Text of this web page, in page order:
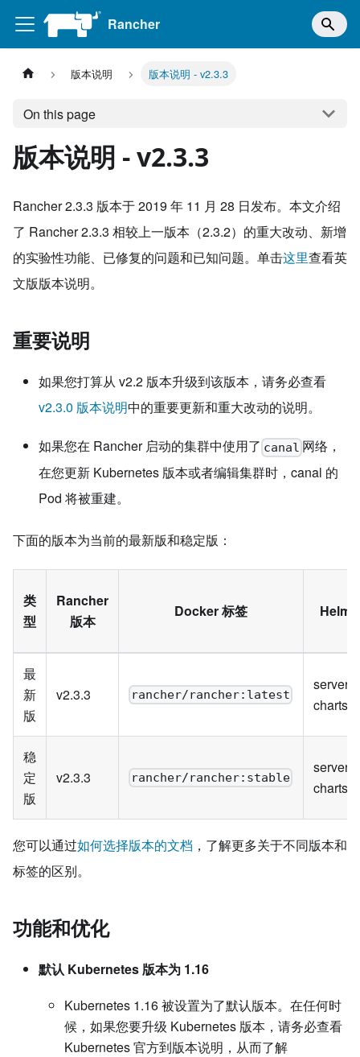
Rancher
版本说明 版本说明 - v2.3.3
On this page
版本说明 - v2.3.3
Rancher 2.3.3 版本于 2019 年 11 月 28 日发布。本文介绍
了 Rancher 2.3.3 相较上一版本（2.3.2）的重大改动、新增
的实验性功能、已修复的问题和已知问题。单击这里查看英
文版版本说明。
重要说明
如果您打算从 v2.2 版本升级到该版本，请务必查看
v2.3.0 版本说明中的重要更新和重大改动的说明。
如果您在 Rancher 启动的集群中使用了 canal 网络，
在您更新 Kubernetes 版本或者编辑集群时，canal 的
Pod 将被重建。
下面的版本为当前的最新版和稳定版：
类
型
Rancher
版本
Docker 标签 Helm
最
新
版
v2.3.3 rancher/rancher:latest
server-
charts/
稳
定
版
v2.3.3 rancher/rancher:stable
server-
charts/
您可以通过如何选择版本的文档 ，了解更多关于不同版本和
标签的区别。
功能和优化
默认 Kubernetes 版本为 1.16
Kubernetes 1.16 被设置为了默认版本。在任何时
候，如果您要升级 Kubernetes 版本，请务必查看
Kubernetes 官方到版本说明，从而了解